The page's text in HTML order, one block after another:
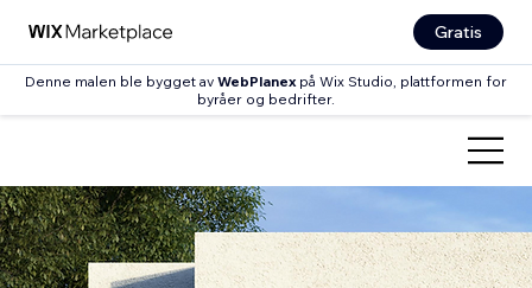
Gratis
Denne malen ble bygget av WebPlanexpå Wix Studio, plattformen for
byråer og bedrifter.